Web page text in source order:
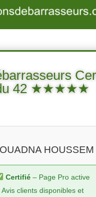
42 ★★★★★
HOUSSEM
Certifié– Page Pro active
Avis clients disponibles et